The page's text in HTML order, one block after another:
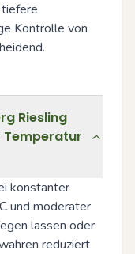
Kontrolle von
Riesling
Temperatur
konstanter
und moderater
lassen oder
reduziert